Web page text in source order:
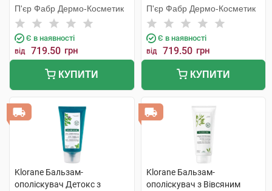
волосся 200 мл 1 туба
П'єр Фабр Дермо-Косметик
Є в наявності
від 719.50 грн
КУПИТИ
фарбованого волосся 200
мл 1 туба
П'єр Фабр Дермо-Косметик
Є в наявності
від 719.50 грн
КУПИТИ
Klorane Бальзам-
ополіскувач Детокс з
Klorane Бальзам-
ополіскувач з Вівсяним